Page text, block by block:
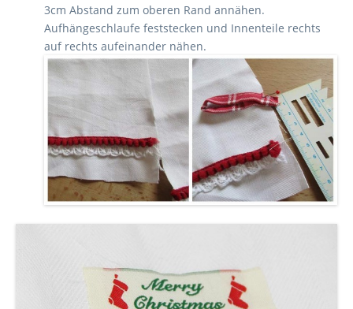
3cm Abstand zum oberen Rand annähen.
Aufhängeschlaufe feststecken und Innenteile rechts
auf rechts aufeinander nähen.